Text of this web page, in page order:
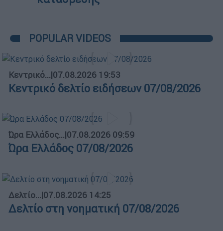
POPULAR VIDEOS
Κεντρικό...|07.08.2026 19:53
Κεντρικό δελτίο ειδήσεων 07/08/2026
Ώρα Ελλάδος...|07.08.2026 09:59
Ώρα Ελλάδος 07/08/2026
Δελτίο...|07.08.2026 14:25
Δελτίο στη νοηματική 07/08/2026